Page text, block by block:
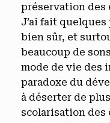
préservation des
J’ai fait
bien sûr, et
beaucoup de
mode de vie des
paradoxe du
à déserter de
scolarisation des